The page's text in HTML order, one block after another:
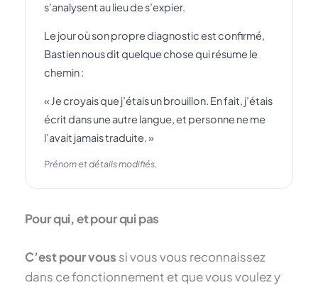
s’analysent au lieu de s’expier.
Le jour où son propre diagnostic est confirmé,
Bastien nous dit quelque chose qui résume le
chemin :
« Je croyais que j’étais un brouillon. En fait, j’étais
écrit dans une autre langue, et personne ne me
l’avait jamais traduite. »
Prénom et détails modifiés.
Pour qui, et pour qui pas
C’est pour vous si vous vous reconnaissez
dans ce fonctionnement et que vous voulez y